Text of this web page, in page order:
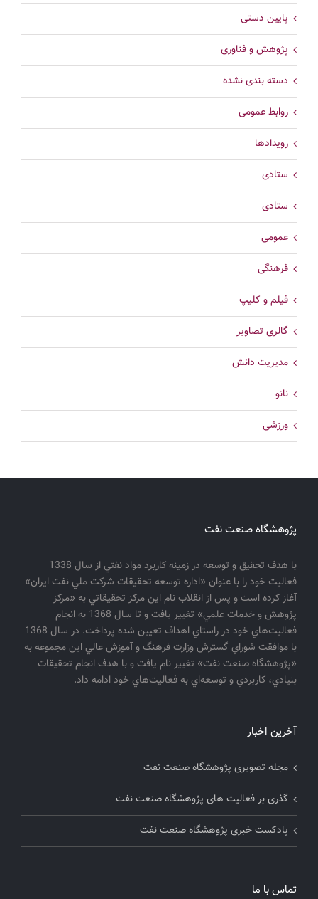
پایین دستی
پژوهش و فناوری
دسته بندی نشده
روابط عمومی
رویدادها
ستادی
ستادی
عمومی
فرهنگی
فیلم و کلیپ
گالری تصاویر
مدیریت دانش
نانو
ورزشی
پژوهشگاه صنعت نفت
با هدف تحقيق و توسعه در زمينه كاربرد مواد نفتي از سال 1338
فعاليت خود را با عنوان «اداره توسعه تحقيقات شركت ملي نفت ايران»
آغاز كرده است و پس از انقلاب نام اين مركز تحقيقاتي به «مركز
پژوهش و خدمات علمي» تغيير يافت و تا سال 1368 به انجام
فعاليت‌هاي خود در راستاي اهداف تعيين شده پرداخت. در سال 1368
با موافقت شوراي گسترش وزارت فرهنگ و آموزش عالي اين مجموعه به
«پژوهشگاه صنعت نفت» تغيير نام يافت و با هدف انجام تحقيقات
بنيادي، كاربردي و توسعه‌اي به فعاليت‌هاي خود ادامه داد.
آخرین اخبار
مجله تصویری پژوهشگاه صنعت نفت
گذری بر فعالیت های پژوهشگاه صنعت نفت
پادکست خبری پژوهشگاه صنعت نفت
تماس با ما